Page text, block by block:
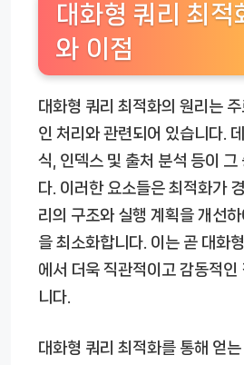
대화형 쿼리 최적
와 이점
대화형 쿼리 최적화의 원리는
인 처리와 관련되어 있습니다.
식, 인덱스 및 출처 분석 등이 그
다. 이러한 요소들은 최적화가
리의 구조와 실행 계획을 개선
을 최소화합니다. 이는 곧 대화
에서 더욱 직관적이고 감동적인
니다.
대화형 쿼리 최적화를 통해 얻